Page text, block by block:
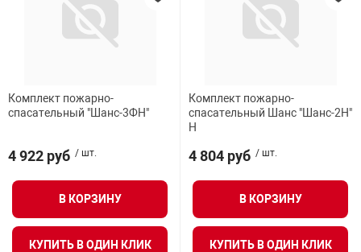
Комплект пожарно-
спасательный "Шанс-3ФН"
4 922 руб / шт.
В КОРЗИНУ
КУПИТЬ В ОДИН КЛИК
Комплект пожарно-
спасательный Шанс "Шанс-2Н"
Н
4 804 руб / шт.
В КОРЗИНУ
КУПИТЬ В ОДИН КЛИК